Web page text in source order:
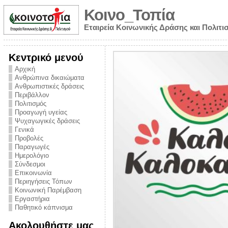
Κοινο_Τοπία
Εταιρεία Κοινωνικής Δράσης και
Κεντρικό μενού
Αρχική
Ανθρώπινα δικαιώματα
Ανθρωπιστικές δράσεις
Περιβάλλον
Πολιτισμός
Προαγωγή υγείας
Ψυχαγωγικές δράσεις
Γενικά
Προβολές
Παραγωγές
Ημερολόγιο
Σύνδεσμοι
Επικοινωνία
Περιηγήσεις Τόπων
Κοινωνική Παρέμβαση
Εργαστήρια
Παθητικό κάπνισμα
Ακολουθήστε μας
από την
την ημέρα
και
στο
Πρόληψης